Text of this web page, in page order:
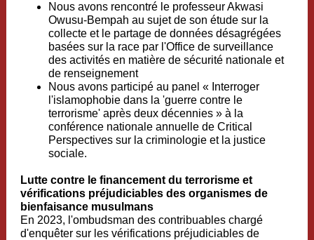
Nous avons rencontré le professeur Akwasi
Owusu-Bempah au sujet de son étude sur la
collecte et le partage de données désagrégées
basées sur la race par l'Office de surveillance
des activités en matière de sécurité nationale et
de renseignement
Nous avons participé au panel « Interroger
l'islamophobie dans la 'guerre contre le
terrorisme' après deux décennies » à la
conférence nationale annuelle de Critical
Perspectives sur la criminologie et la justice
sociale.
Lutte contre le financement du terrorisme et
vérifications préjudiciables des organismes de
bienfaisance musulmans
En 2023, l'ombudsman des contribuables chargé
d'enquêter sur les vérifications préjudiciables de